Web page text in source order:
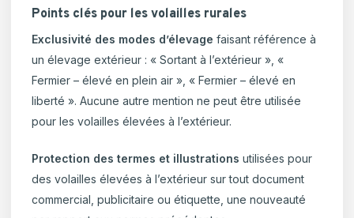
Points clés pour les volailles rurales
Exclusivité des modes d’élevage faisant référence à
un élevage extérieur : « Sortant à l’extérieur », «
Fermier – élevé en plein air », « Fermier – élevé en
liberté ». Aucune autre mention ne peut être utilisée
pour les volailles élevées à l’extérieur.
Protection des termes et illustrations utilisées pour
des volailles élevées à l’extérieur sur tout document
commercial, publicitaire ou étiquette, une nouveauté